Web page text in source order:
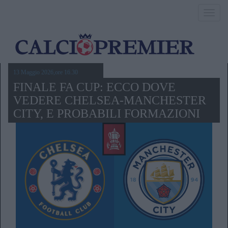
13 Maggio 2026,ore 16.30
FINALE FA CUP: ECCO DOVE
VEDERE CHELSEA-MANCHESTER
CITY, E PROBABILI FORMAZIONI